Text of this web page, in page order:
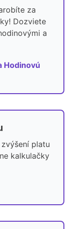
za
Dozviete
a
Hodinovú
platu
kalkulačky